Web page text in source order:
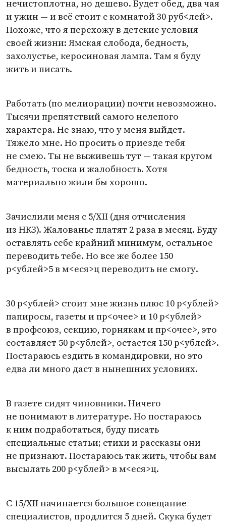
нечистоплотна, но дешево. Будет обед, два чая
и ужин — и всё стоит с комнатой 30 руб<лей>.
Похоже, что я перехожу в детские условия
своей жизни: Ямская слобода, бедность,
захолустье, керосиновая лампа. Там я буду
жить и писать.
Работать (по мелиорации) почти невозможно.
Тысячи препятствий самого нелепого
характера. Не знаю, что у меня выйдет.
Тяжело мне. Но просить о приезде тебя
не смею. Ты не выживешь тут — такая кругом
бедность, тоска и жалобность. Хотя
материально жили бы хорошо.
Зачислили меня с 5/XII (дня отчисления
из НКЗ). Жалованье платят 2 раза в месяц. Буду
оставлять себе крайний минимум, остальное
переводить тебе. Но все же более 150
р<ублей>5 в м<еся>ц переводить не смогу.
30 р<ублей> стоит мне жизнь плюс 10 р<ублей>
папиросы, газеты и пр<очее> и 10 р<ублей>
в профсоюз, секцию, горнякам и пр<очее>, это
составляет 50 р<ублей>, остается 150 р<ублей>.
Постараюсь ездить в командировки, но это
едва ли много даст в нынешних условиях.
В газете сидят чиновники. Ничего
не понимают в литературе. Но постараюсь
к ним подработаться, буду писать
специальные статьи; стихи и рассказы они
не признают. Постараюсь так жить, чтобы вам
высылать 200 р<ублей> в м<еся>ц.
С 15/ХII начинается большое совещание
специалистов, продлится 5 дней. Скука будет